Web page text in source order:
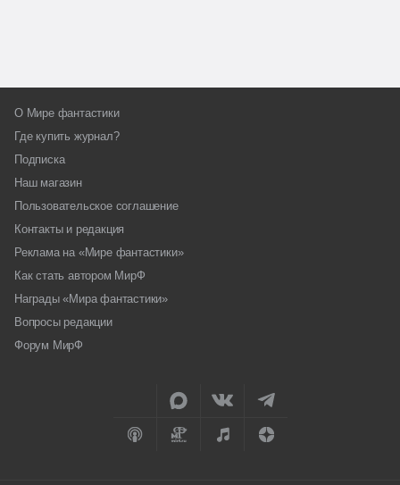
О Мире фантастики
Где купить журнал?
Подписка
Наш магазин
Пользовательское соглашение
Контакты и редакция
Реклама на «Мире фантастики»
Как стать автором МирФ
Награды «Мира фантастики»
Вопросы редакции
Форум МирФ